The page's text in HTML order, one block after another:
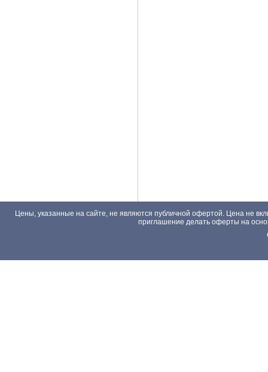
Цены, указанные на сайте, не являются публичной офертой. Цена не
приглашение делать оферты на